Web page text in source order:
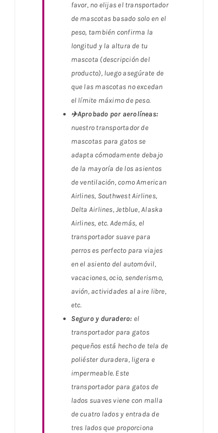
favor, no elijas el transportador
de mascotas basado solo en el
peso, también confirma la
longitud y la altura de tu
mascota (descripción del
producto), luego asegúrate de
que las mascotas no excedan
el límite máximo de peso.
✈️Aprobado por aerolíneas:
nuestro transportador de
mascotas para gatos se
adapta cómodamente debajo
de la mayoría de los asientos
de ventilación, como American
Airlines, Southwest Airlines,
Delta Airlines, Jetblue, Alaska
Airlines, etc. Además, el
transportador suave para
perros es perfecto para viajes
en el asiento del automóvil,
vacaciones, ocio, senderismo,
avión, actividades al aire libre,
etc.
Seguro y duradero: el
transportador para gatos
pequeños está hecho de tela de
poliéster duradera, ligera e
impermeable. Este
transportador para gatos de
lados suaves viene con malla
de cuatro lados y entrada de
tres lados que proporciona